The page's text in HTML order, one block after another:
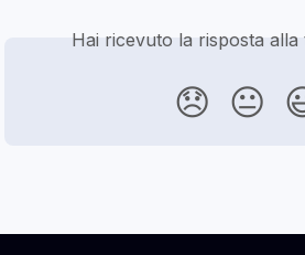
Hai ricevuto la risposta alla
😞 😐